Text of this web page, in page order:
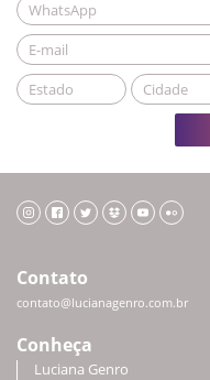
Contato
contato@lucianagenro.com.br
Conheça
Luciana Genro